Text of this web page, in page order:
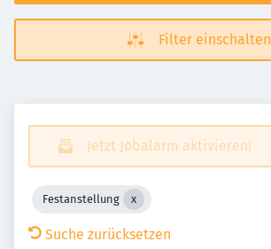
Filter einschalten
Jetzt Jobalarm aktivieren!
Festanstellung
Suche zurücksetzen